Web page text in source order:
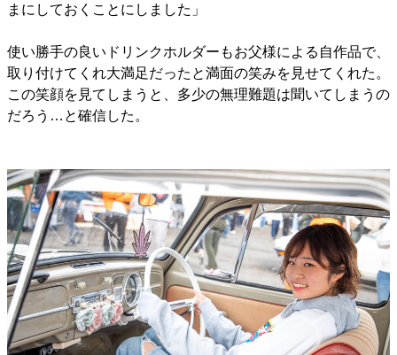
まにしておくことにしました」
使い勝手の良いドリンクホルダーもお父様による自作品で、
取り付けてくれ大満足だったと満面の笑みを見せてくれた。
この笑顔を見てしまうと、多少の無理難題は聞いてしまうの
だろう…と確信した。